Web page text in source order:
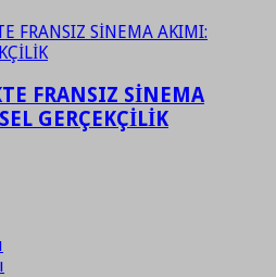
FRANSIZ SİNEMA
GERÇEKÇİLİK